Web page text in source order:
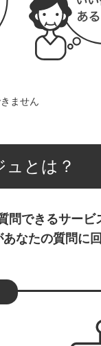
ません
ュとは？
できるサービ
なたの質問に回